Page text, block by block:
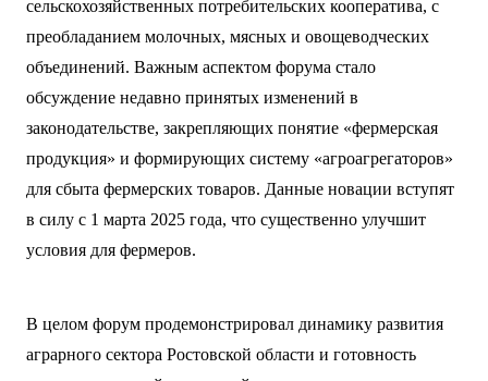
сельскохозяйственных потребительских кооператива, с
преобладанием молочных, мясных и овощеводческих
объединений. Важным аспектом форума стало
обсуждение недавно принятых изменений в
законодательстве, закрепляющих понятие «фермерская
продукция» и формирующих систему «агроагрегаторов»
для сбыта фермерских товаров. Данные новации вступят
в силу с 1 марта 2025 года, что существенно улучшит
условия для фермеров.
В целом форум продемонстрировал динамику развития
аграрного сектора Ростовской области и готовность